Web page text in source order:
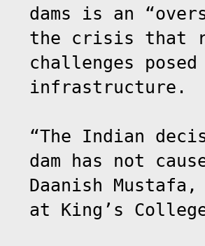
dams is an
the crisis that
challenges
infrastructure.
“The Indian
dam has not
Daanish
at King’s